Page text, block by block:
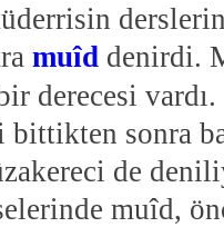
muîd denirdi.
derecesi
sonra
de
muîd,